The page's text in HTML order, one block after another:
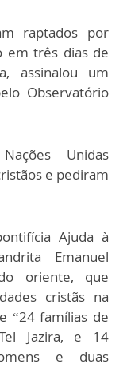
raptados por
em três dias de
assinalou um
Observatório
Unidas
e pediram
Ajuda à
Emanuel
oriente, que
cristãs na
“24 famílias de
Jazira, e 14
e duas